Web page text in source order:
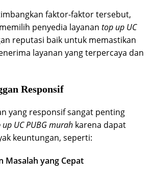
faktor-faktor tersebut,
penyedia layanan top up UC
reputasi baik untuk memastikan
layanan yang terpercaya dan
Responsif
yang responsif sangat penting
UC PUBG murah karena dapat
keuntungan, seperti:
Masalah yang Cepat